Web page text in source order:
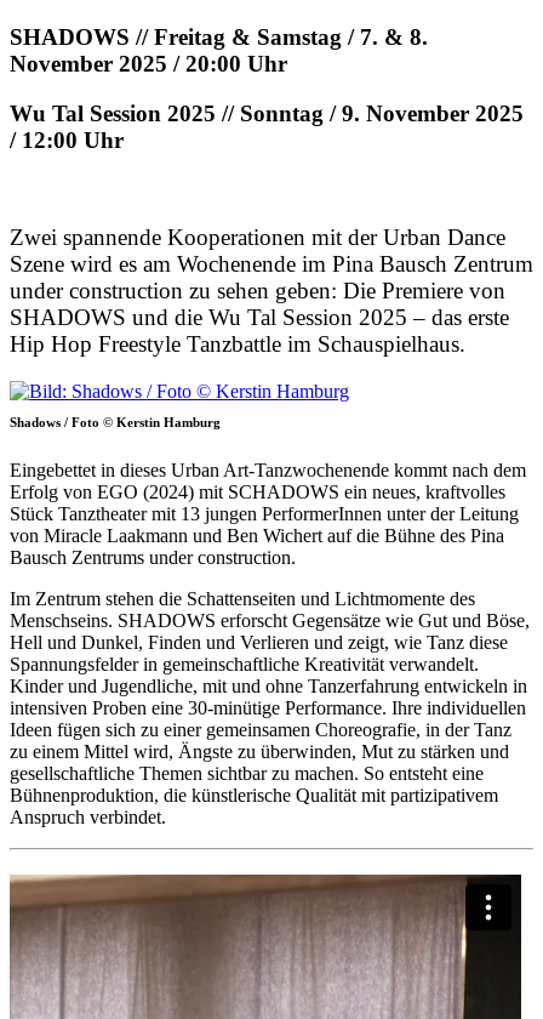
SHADOWS // Freitag & Samstag / 7. & 8.
November 2025 / 20:00 Uhr
Wu Tal Session 2025 // Sonntag / 9. November 2025
/ 12:00 Uhr
Zwei spannende Kooperationen mit der Urban Dance
Szene wird es am Wochenende im Pina Bausch Zentrum
under construction zu sehen geben: Die Premiere von
SHADOWS und die Wu Tal Session 2025 – das erste
Hip Hop Freestyle Tanzbattle im Schauspielhaus.
Shadows / Foto © Kerstin Hamburg
Eingebettet in dieses Urban Art-Tanzwochenende kommt nach dem
Erfolg von EGO (2024) mit SCHADOWS ein neues, kraftvolles
Stück Tanztheater mit 13 jungen PerformerInnen unter der Leitung
von Miracle Laakmann und Ben Wichert auf die Bühne des Pina
Bausch Zentrums under construction.
Im Zentrum stehen die Schattenseiten und Lichtmomente des
Menschseins. SHADOWS erforscht Gegensätze wie Gut und Böse,
Hell und Dunkel, Finden und Verlieren und zeigt, wie Tanz diese
Spannungsfelder in gemeinschaftliche Kreativität verwandelt.
Kinder und Jugendliche, mit und ohne Tanzerfahrung entwickeln in
intensiven Proben eine 30-minütige Performance. Ihre individuellen
Ideen fügen sich zu einer gemeinsamen Choreografie, in der Tanz
zu einem Mittel wird, Ängste zu überwinden, Mut zu stärken und
gesellschaftliche Themen sichtbar zu machen. So entsteht eine
Bühnenproduktion, die künstlerische Qualität mit partizipativem
Anspruch verbindet.